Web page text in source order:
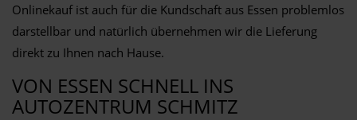
Onlinekauf ist auch für die Kundschaft aus Essen problemlos
darstellbar und natürlich übernehmen wir die Lieferung
direkt zu Ihnen nach Hause.
VON ESSEN SCHNELL INS
AUTOZENTRUM SCHMITZ